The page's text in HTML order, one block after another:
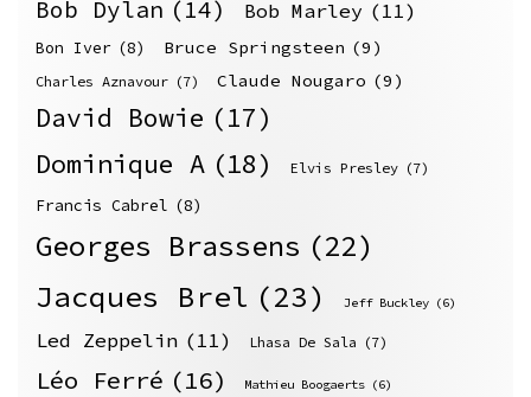
Bob Dylan (14) Bob Marley (11)
Bon Iver (8) Bruce Springsteen (9)
Charles Aznavour (7) Claude Nougaro (9)
David Bowie (17)
Dominique A (18) Elvis Presley (7)
Francis Cabrel (8)
Georges Brassens (22)
Jacques Brel (23) Jeff Buckley (6)
Led Zeppelin (11) Lhasa De Sala (7)
Léo Ferré (16) Mathieu Boogaerts (6)